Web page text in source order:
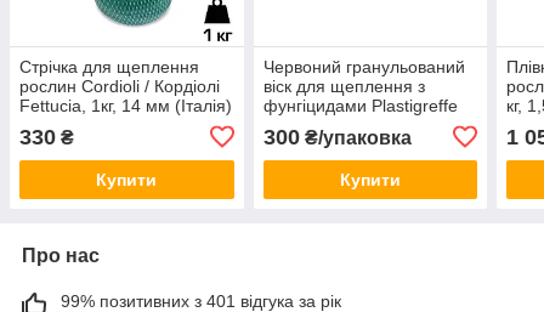
Стрічка для щеплення
рослин Cordioli / Кордіолі
Fettucia, 1кг, 14 мм (Італія)
330 ₴
Купити
Червоний гранульований
віск для щеплення з
фунгіцидами Plastigreffe
300₴/упаковка
Купити
кг,
1
Про нас
99% позитивних з 401 відгука за рік